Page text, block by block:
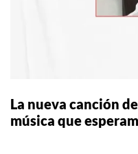
La nueva canción
música que